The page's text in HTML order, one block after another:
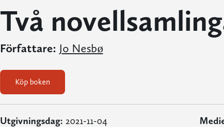
Två
Författare: Jo Nesbø
Köp boken
Utgivningsdag: 2021-11-04